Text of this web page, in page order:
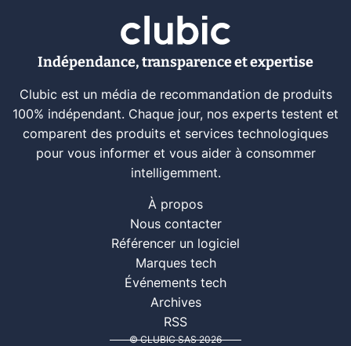
Indépendance, transparence et expertise
Clubic est un média de recommandation de produits
100% indépendant. Chaque jour, nos experts testent et
comparent des produits et services technologiques
pour vous informer et vous aider à consommer
intelligemment.
À propos
Nous contacter
Référencer un logiciel
Marques tech
Événements tech
Archives
RSS
© CLUBIC SAS 2026